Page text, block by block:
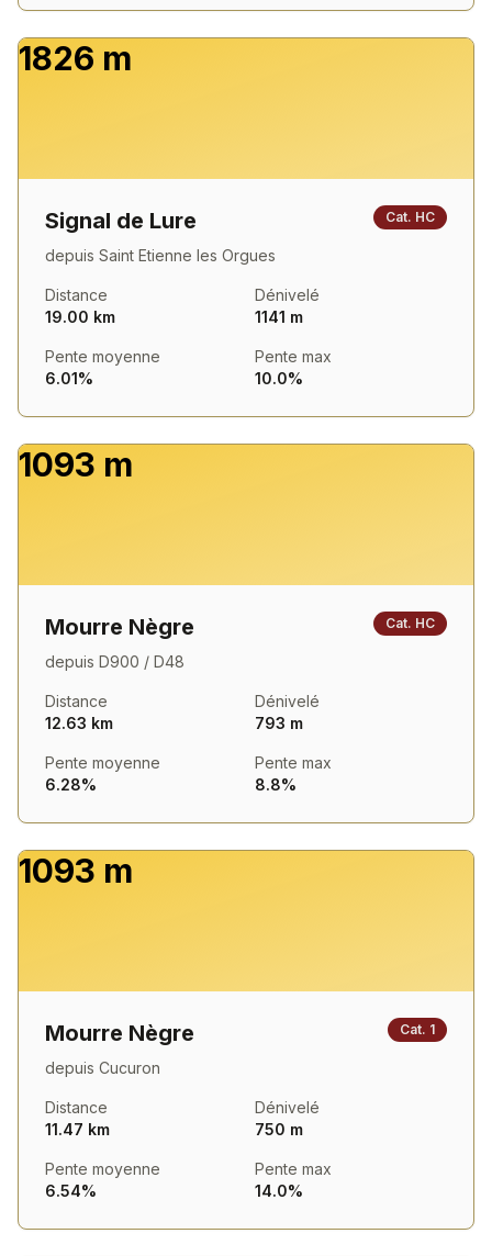
1826 m
Signal de Lure Cat. HC
depuis Saint Etienne les Orgues
Distance
19.00 km
Dénivelé
1141 m
Pente moyenne
6.01%
Pente max
10.0%
1093 m
Mourre Nègre Cat. HC
depuis D900 / D48
Distance
12.63 km
Dénivelé
793 m
Pente moyenne
6.28%
Pente max
8.8%
1093 m
Mourre Nègre Cat. 1
depuis Cucuron
Distance
11.47 km
Dénivelé
750 m
Pente moyenne
6.54%
Pente max
14.0%